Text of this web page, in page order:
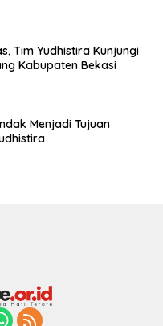
Tim Yudhistira Kunjungi
Kabupaten Bekasi
Menjadi Tujuan